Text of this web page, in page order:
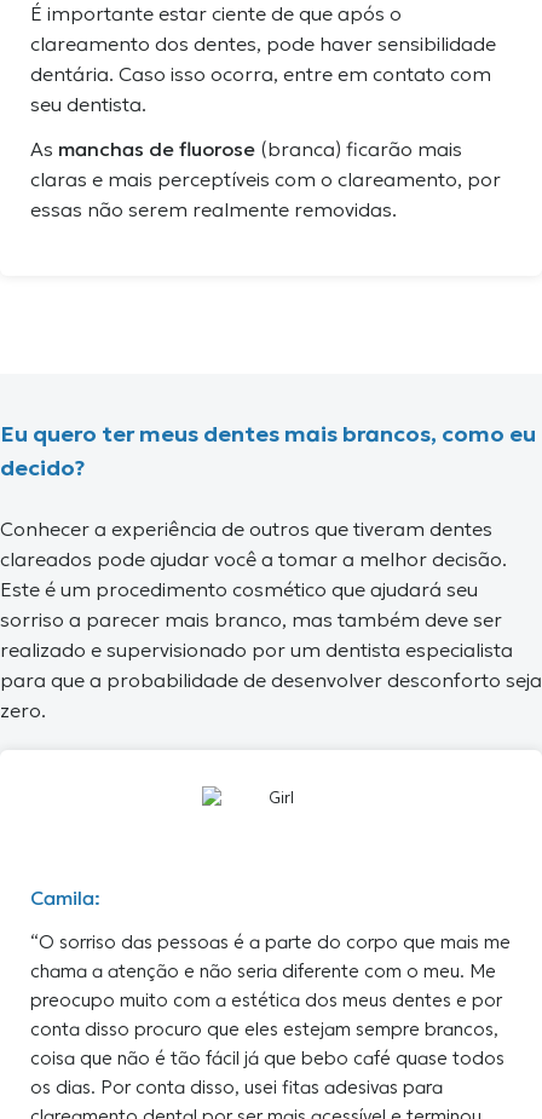
É importante estar ciente de que após o
clareamento dos dentes, pode haver sensibilidade
dentária. Caso isso ocorra, entre em contato com
seu dentista.
As manchas de fluorose (branca) ficarão mais
claras e mais perceptíveis com o clareamento, por
essas não serem realmente removidas.
Eu quero ter meus dentes mais brancos, como eu
decido?
Conhecer a experiência de outros que tiveram dentes
clareados pode ajudar você a tomar a melhor decisão.
Este é um procedimento cosmético que ajudará seu
sorriso a parecer mais branco, mas também deve ser
realizado e supervisionado por um dentista especialista
para que a probabilidade de desenvolver desconforto seja
zero.
Camila:
“O sorriso das pessoas é a parte do corpo que mais me
chama a atenção e não seria diferente com o meu. Me
preocupo muito com a estética dos meus dentes e por
conta disso procuro que eles estejam sempre brancos,
coisa que não é tão fácil já que bebo café quase todos
os dias. Por conta disso, usei fitas adesivas para